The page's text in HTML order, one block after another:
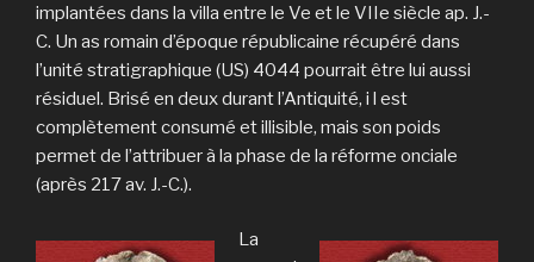
implantées dans la villa entre le Ve et le VIIe siècle ap. J.-
C. Un as romain d’époque républicaine récupéré dans
l’unité stratigraphique (US) 4044 pourrait être lui aussi
résiduel. Brisé en deux durant l’Antiquité, i l est
complètement consumé et illisible, mais son poids
permet de l’attribuer à la phase de la réforme onciale
(après 217 av. J.-C.).
La